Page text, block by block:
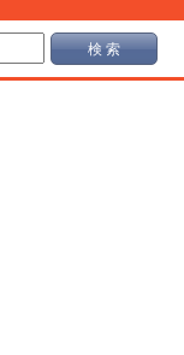
検 索